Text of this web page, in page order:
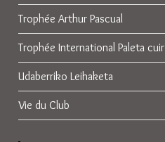
Trophée Arthur Pascual
Trophée International Paleta cuir
Udaberriko Leihaketa
Vie du Club